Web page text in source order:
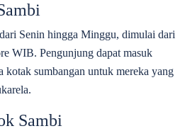
Senin hingga Minggu, dimulai dari
WIB. Pengunjung dapat masuk
kotak sumbangan untuk mereka yang
Sambi